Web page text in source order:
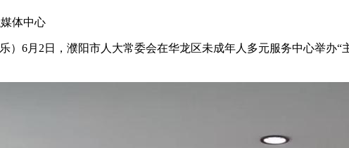
体中心
6月2日，濮阳市人大常委会在华龙区未成年人多元服务中心举办“